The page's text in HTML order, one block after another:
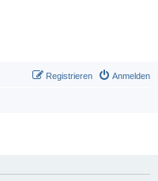
Anmelden
Registrieren